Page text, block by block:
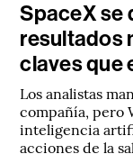
SpaceX se
resultados
claves que
Los analistas
compañía, pero
inteligencia
acciones de la